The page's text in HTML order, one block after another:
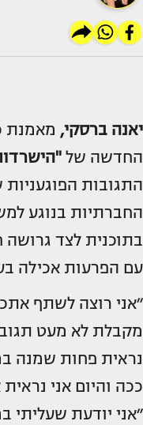
יאנה ברסקי,
החדשה של
התגובות
החברתיות בנוגע
בתוכנית לצד
עם הפרעות אכילה
״אני רוצה לשתף
מקבלת לא מעט
נראית פחות שמנה
ככה והיום אני
״אני יודעת